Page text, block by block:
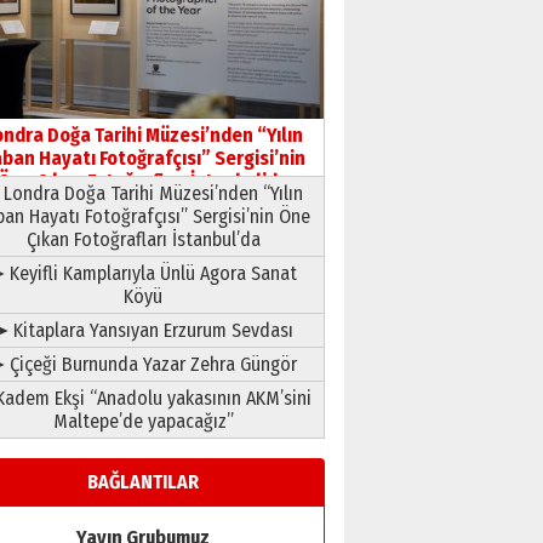
Doğa Tarihi Müzesi’nden “Yılın
Hayatı Fotoğrafçısı” Sergisi’nin
Çıkan Fotoğrafları İstanbul’da
Doğa Tarihi Müzesi’nden “Yılın
Hayatı Fotoğrafçısı” Sergisi’nin Öne
Çıkan Fotoğrafları İstanbul’da
Kamplarıyla Ünlü Agora Sanat
Köyü
Kitaplara Yansıyan Erzurum Sevdası
Burnunda Yazar Zehra Güngör
Ekşi “Anadolu yakasının AKM’sini
Maltepe’de yapacağız”
BAĞLANTILAR
Yayın Grubumuz